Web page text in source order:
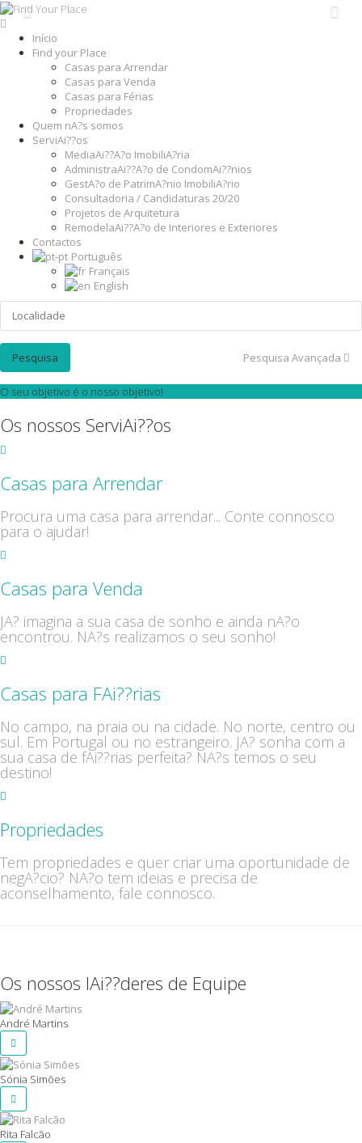
Início
Find your Place
Casas para Arrendar
Casas para Venda
Casas para Férias
Propriedades
Quem nA?s somos
ServiAi??os
MediaAi??A?o ImobiliA?ria
AdministraAi??A?o de CondomAi??nios
GestA?o de PatrimA?nio ImobiliA?rio
Consultadoria / Candidaturas 20/20
Projetos de Arquitetura
RemodelaAi??A?o de Interiores e Exteriores
Contactos
Português
Français
English
Pesquisa Avançada
O seu objetivo é o nosso objetivo!
Os nossos ServiAi??os
Casas para Arrendar
Procura uma casa para arrendar... Conte connosco
para o ajudar!
Casas para Venda
JA? imagina a sua casa de sonho e ainda nA?o
encontrou. NA?s realizamos o seu sonho!
Casas para FAi??rias
No campo, na praia ou na cidade. No norte, centro ou
sul. Em Portugal ou no estrangeiro. JA? sonha com a
sua casa de fAi??rias perfeita? NA?s temos o seu
destino!
Propriedades
Tem propriedades e quer criar uma oportunidade de
negA?cio? NA?o tem ideias e precisa de
aconselhamento, fale connosco.
Os nossos lAi??deres de Equipe
André Martins
Sónia Simões
Rita Falcão